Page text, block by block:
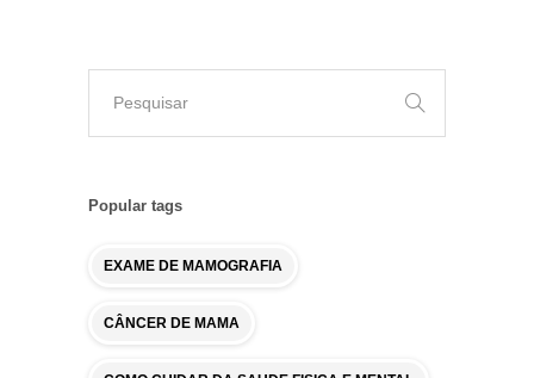
Popular tags
EXAME DE MAMOGRAFIA
CÂNCER DE MAMA